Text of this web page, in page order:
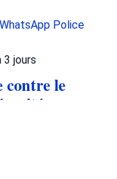
Police
3 jours
contre le